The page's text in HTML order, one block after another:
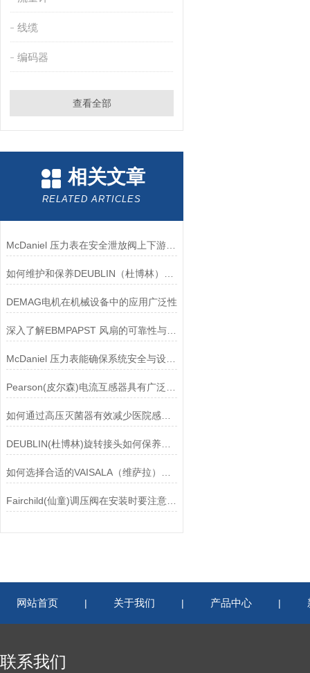
线缆
编码器
查看全部
相关文章
RELATED ARTICLES
McDaniel 压力表在安全泄放阀上下游压力监测中的应用
DEMAG电机在机械设备中的应用广泛性
深入了解EBMPAPST 风扇的可靠性与耐用性
McDaniel 压力表能确保系统安全与设备寿命延长
如何通过高压灭菌器有效减少医院感染风险？
DEUBLIN(杜博林)旋转接头如何保养？需要注意哪些事项？
Fairchild(仙童)调压阀在安装时要注意有哪些需要注意的地方？
网站首页 | 关于我们 | 产品中心 |
联系我们